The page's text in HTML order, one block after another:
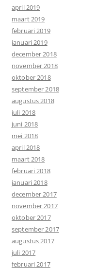
april 2019
maart 2019
februari 2019
januari 2019
december 2018
november 2018
oktober 2018
september 2018
augustus 2018
juli 2018
juni 2018
mei 2018
april 2018
maart 2018
februari 2018
januari 2018
december 2017
november 2017
oktober 2017
september 2017
augustus 2017
juli 2017
februari 2017